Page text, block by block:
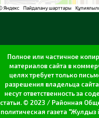
Полное или частичное
материалов сайта в
целях требует только
разрешения владельца
несут ответственность за
статьи. © 2023 / Районная
политическая газета "Жулдыз